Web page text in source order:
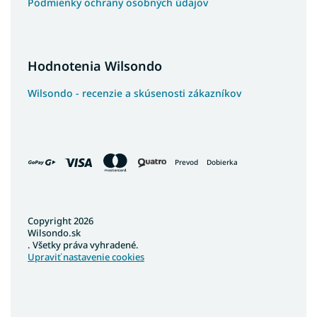
Hodnotenia Wilsondo
Wilsondo - recenzie a skúsenosti zákazníkov
Prevod Dobierka
Copyright 2026
Wilsondo.sk
. Všetky práva vyhradené.
Upraviť nastavenie cookies